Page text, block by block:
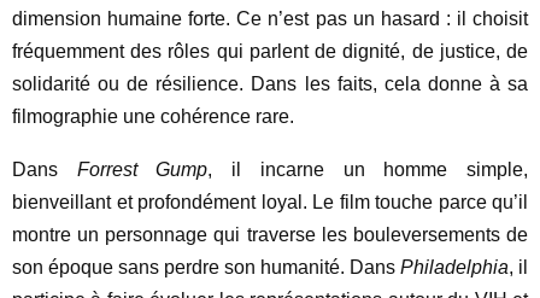
dimension humaine forte. Ce n’est pas un hasard : il choisit
fréquemment des rôles qui parlent de dignité, de justice, de
solidarité ou de résilience. Dans les faits, cela donne à sa
filmographie une cohérence rare.
Dans Forrest Gump, il incarne un homme simple,
bienveillant et profondément loyal. Le film touche parce qu’il
montre un personnage qui traverse les bouleversements de
son époque sans perdre son humanité. Dans Philadelphia, il